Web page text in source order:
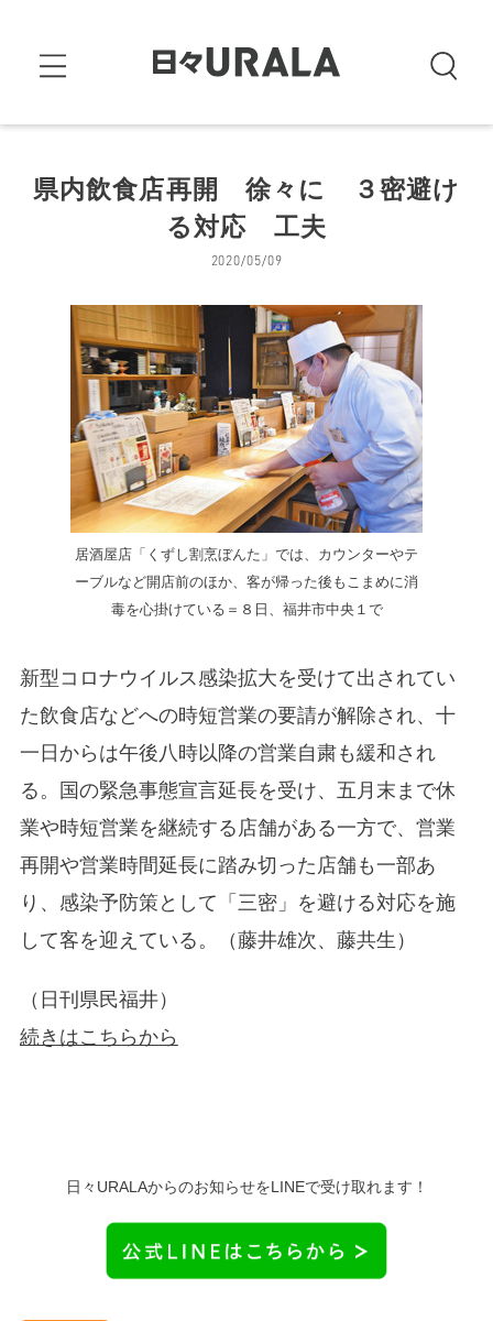
県内飲食店再開 徐々に ３密避け
る対応 工夫
2020/05/09
居酒屋店「くずし割烹ぼんた」では、カウンターやテ
ーブルなど開店前のほか、客が帰った後もこまめに消
毒を心掛けている＝８日、福井市中央１で
新型コロナウイルス感染拡大を受けて出されてい
た飲食店などへの時短営業の要請が解除され、十
一日からは午後八時以降の営業自粛も緩和され
る。国の緊急事態宣言延長を受け、五月末まで休
業や時短営業を継続する店舗がある一方で、営業
再開や営業時間延長に踏み切った店舗も一部あ
り、感染予防策として「三密」を避ける対応を施
して客を迎えている。（藤井雄次、藤共生）
（日刊県民福井）
続きはこちらから
日々URALAからのお知らせをLINEで受け取れます！